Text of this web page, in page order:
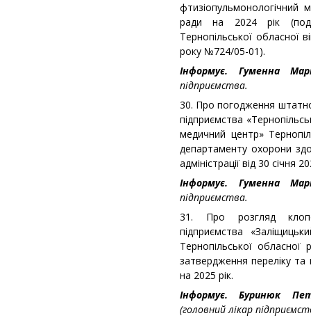
фтизіопульмонологічний
ради на 2024 рік
Тернопільської обласної
року №724/05-01).
Інформує. Гуменна
підприємства.
30. Про погодження
підприємства
медичний центр»
департаменту охорони
адміністрації від 30
Інформує. Гуменна
підприємства.
31. Про розгляд
підприємства
Тернопільської
затвердження переліку та
на 2025 рік.
Інформує. Буринюк
(головний лікар